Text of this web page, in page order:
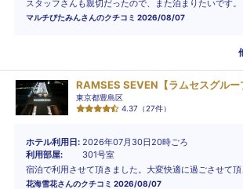
スタッフさんも親切だったので、また泊まりたいです。
マルチびたみんさんのクチコミ 2026/08/07
RAMSES SEVEN【ラムセスグルー
東京都豊島区
4.37 （27件）
ホテル利用日 2026年07月30日20時ごろ
利用部屋
301号室
宿泊で利用させて頂きました。大変快適に過ごさせて頂
花海雪花さんのクチコミ 2026/08/07